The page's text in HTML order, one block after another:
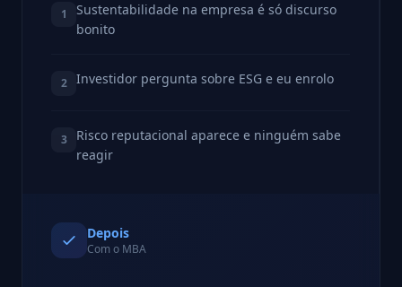
1
Sustentabilidade na empresa é só discurso
bonito
2 Investidor pergunta sobre ESG e eu enrolo
3
Risco reputacional aparece e ninguém sabe
reagir
Depois
Com o MBA